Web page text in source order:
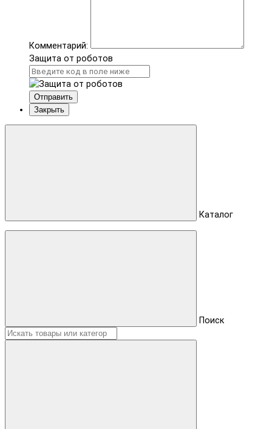
Комментарий:
Защита от роботов
Отправить
Закрыть
Каталог
Поиск